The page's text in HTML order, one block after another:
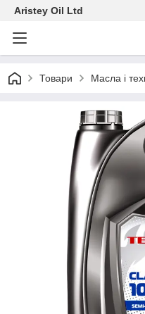
Aristey Oil Ltd
Товари Масла і